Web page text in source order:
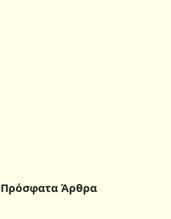
Πρόσφατα Άρθρα